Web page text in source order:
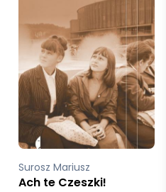
Surosz Mariusz
Praga